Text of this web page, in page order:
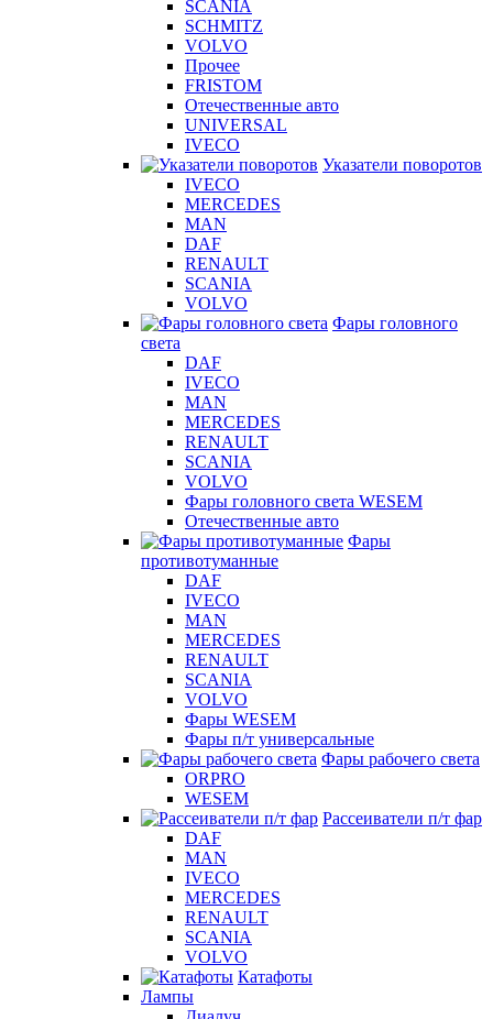
SCANIA
SCHMITZ
VOLVO
Прочее
FRISTOM
Отечественные авто
UNIVERSAL
IVECO
Указатели поворотов
IVECO
MERCEDES
MAN
DAF
RENAULT
SCANIA
VOLVO
Фары головного
света
DAF
IVECO
MAN
MERCEDES
RENAULT
SCANIA
VOLVO
Фары головного света WESEM
Отечественные авто
Фары
противотуманные
DAF
IVECO
MAN
MERCEDES
RENAULT
SCANIA
VOLVO
Фары WESEM
Фары п/т универсальные
Фары рабочего света
ORPRO
WESEM
Рассеиватели п/т фар
DAF
MAN
IVECO
MERCEDES
RENAULT
SCANIA
VOLVO
Катафоты
Лампы